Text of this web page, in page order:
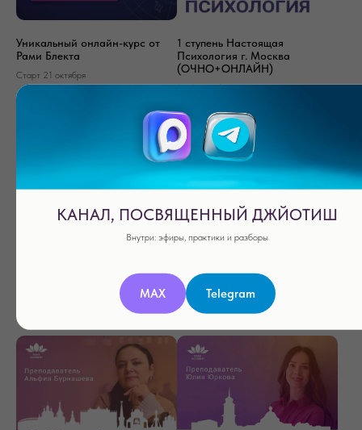
КАНАЛ, ПОСВЯЩЕННЫЙ ДЖЙОТИШ
Внутри: эфиры, практики и разборы
MAX Telegram
Уникальный онлайн-курс от
Рами Блекта
Старт 21 октября
1 ступень Настоящая
Психология г. Москва
(ОЧНО+ОНЛАЙН)
14, 15 ноября 2026 г.
1 ступень Джйотиш г. Алматы
12, 13 сентября 2026 г.
1 ступень Джйотиш г. Тюмень
(ОЧНО)